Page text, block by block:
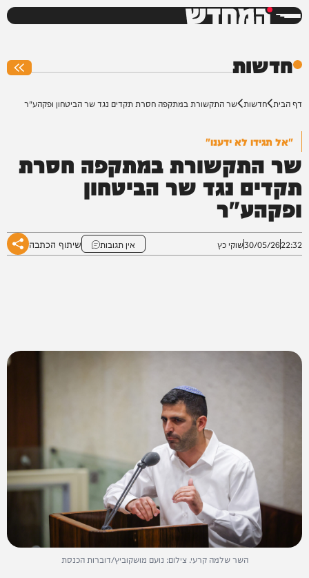
המחדש
חדשות
דף הבית חדשות שר התקשורת במתקפה חסרת תקדים נגד שר הביטחון ופקהע"ר
"אל תגידו לא ידענו"
שר התקשורת במתקפה חסרת
תקדים נגד שר הביטחון
ופקהע"ר
22:32
30/05/26שוקי כץ אין תגובות שיתוף הכתבה
השר שלמה קרעי. צילום: נועם מושקוביץ/דוברות הכנסת